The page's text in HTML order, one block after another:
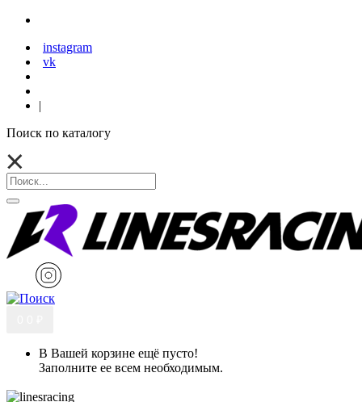
instagram
vk
|
Поиск по каталогу
В Вашей корзине ещё пусто!
Заполните ее всем необходимым.